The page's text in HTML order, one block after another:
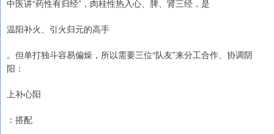
中医讲“药性有归经”，肉桂性热入心、脾、肾三经，是
温阳补火、引火归元的高手
。但单打独斗容易偏燥，所以需要三位“队友”来分工合作、协调阴
阳：
上补心阳
：搭配